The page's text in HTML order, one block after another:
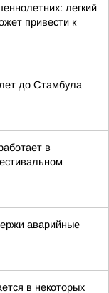
легкий
привести к
до Стамбула
в
аварийные
в некоторых